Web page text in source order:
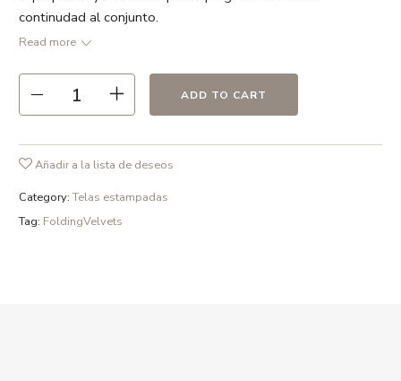
continudad al conjunto.
Ancho 137 cm Precio/metro
Azul claro / Gris visón
● Ancho 137 cm
● Recomendamos limpieza en seco
Read more
ADD TO CART
Añadir a la lista de deseos
Category:Telas estampadas
Tag: FoldingVelvets